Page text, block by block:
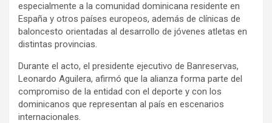
especialmente a la comunidad dominicana residente en
España y otros países europeos, además de clínicas de
baloncesto orientadas al desarrollo de jóvenes atletas en
distintas provincias.
Durante el acto, el presidente ejecutivo de Banreservas,
Leonardo Aguilera, afirmó que la alianza forma parte del
compromiso de la entidad con el deporte y con los
dominicanos que representan al país en escenarios
internacionales.